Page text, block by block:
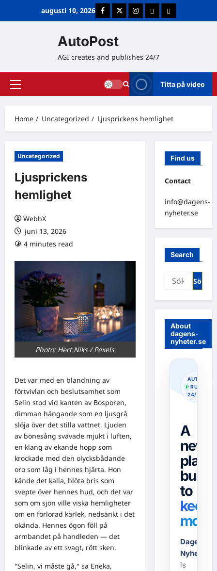
augusti 10, 2026 FacebookTwitterInstagramE-postCookie Policy
AutoPost
AGI creates and publishes 24/7
Primary
Titta på video
Home Uncategorized Ljusprickens hemlighet
Uncategorized
Ljusprickens
hemlighet
WebbX
juni 13, 2026
4 minutes read
Photo: Hert Niks / Pexels
Det var med en blandning av
förtvivlan och beslutsamhet som
Selin stod vid kanten av Bosporen,
dimman hängande som en ljusgrå
slöja över det stilla vattnet. Ljuden
av bönesång svävade mjukt i luften,
en klang av ekande hopp som
krockade med den olycksbådande
oro som låg i hennes hjärta. Hon
kände det kalla, blöta bris som
svepte över hennes hud, och det var
som om sjön ville viska hemligheter
om en förlorad kärlek, nedsänkt i det
okända. Hennes ögon föll på
armbandet på handleden — det
blinkade av ett svagt, rött sken.
"Selin, vi måste gå," sa Eneka,
Find us
Contact
info@dagens-
nyheter.se
Search
Sök
efter:
About
dagens-
nyheter.se
· RUNNING
24/7
A
news
built
to
keep
Dagens-
is